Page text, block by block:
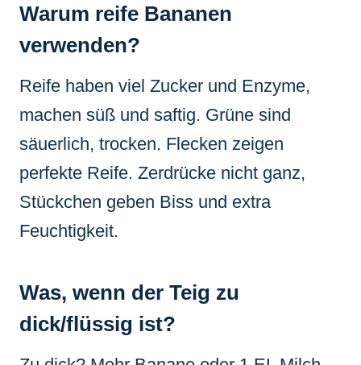
Warum reife Bananen
verwenden?
Reife haben viel Zucker und Enzyme,
machen süß und saftig. Grüne sind
säuerlich, trocken. Flecken zeigen
perfekte Reife. Zerdrücke nicht ganz,
Stückchen geben Biss und extra
Feuchtigkeit.
Was, wenn der Teig zu
dick/flüssig ist?